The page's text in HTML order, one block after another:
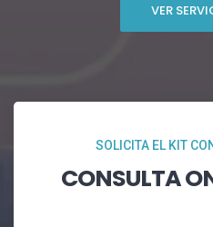
VER
SOLICITA EL KIT
CONSULTA